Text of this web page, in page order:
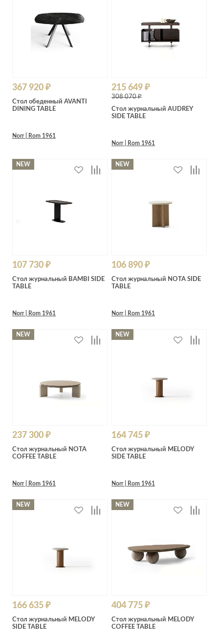
367 920 ₽
Стол обеденный AVANTI
DINING TABLE
Norr | Rom 1961
215 649 ₽
308 070 ₽
Стол журнальный AUDREY
SIDE TABLE
Norr | Rom 1961
NEW
107 730 ₽
Стол журнальный BAMBI SIDE
TABLE
Norr | Rom 1961
NEW
106 890 ₽
Стол журнальный NOTA SIDE
TABLE
Norr | Rom 1961
NEW
237 300 ₽
Стол журнальный NOTA
COFFEE TABLE
Norr | Rom 1961
NEW
164 745 ₽
Стол журнальный MELODY
SIDE TABLE
Norr | Rom 1961
NEW
166 635 ₽
Стол журнальный MELODY
SIDE TABLE
NEW
404 775 ₽
Стол журнальный MELODY
COFFEE TABLE